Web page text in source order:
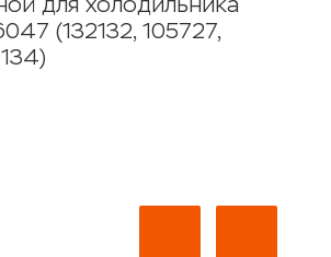
(132132, 105727,